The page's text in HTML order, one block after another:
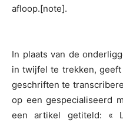
afloop.[note].
In plaats van de
in twijfel te trekken,
geschriften te
op een gespecialiseerd
een artikel getiteld: «